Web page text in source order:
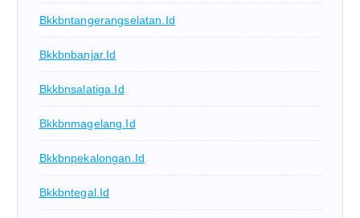
Bkkbntangerangselatan.id
Bkkbnbanjar.id
Bkkbnsalatiga.id
Bkkbnmagelang.id
Bkkbnpekalongan.id
Bkkbntegal.id